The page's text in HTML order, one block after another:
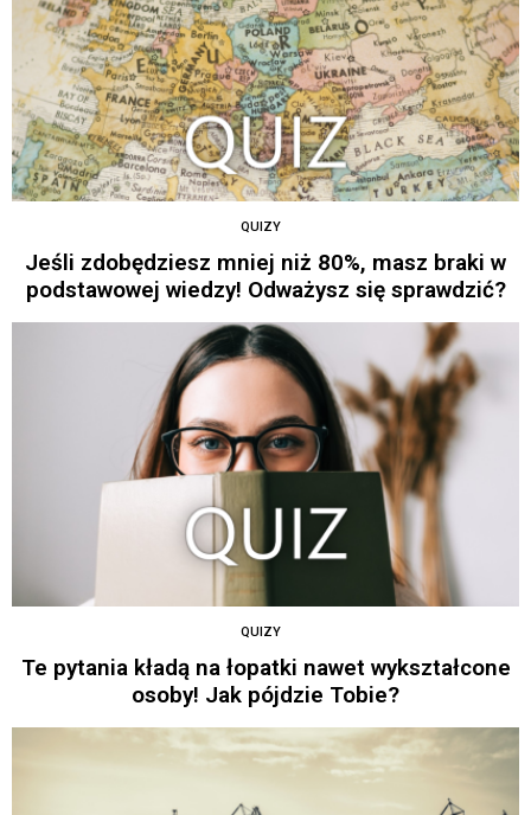
QUIZY
Jeśli zdobędziesz mniej niż 80%, masz braki w
podstawowej wiedzy! Odważysz się sprawdzić?
QUIZY
Te pytania kładą na łopatki nawet wykształcone
osoby! Jak pójdzie Tobie?